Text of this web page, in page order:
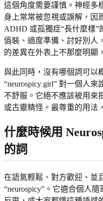
這個角度需要謹慎。神經多
身上常常被忽視或誤解，因
ADHD 或孤獨症“長什麼樣
僞裝、過度準備、討好別人
的差異在外表上不那麼明顯
與此同時，沒有哪個詞可以
“neurospicy girl” 對一個人
不舒服。它絕不應該被用來
或古靈精怪。最尊重的用法
什麼時候用
的詞
在語氣輕鬆、對方歡迎、並
“neurospicy”。它適合個人